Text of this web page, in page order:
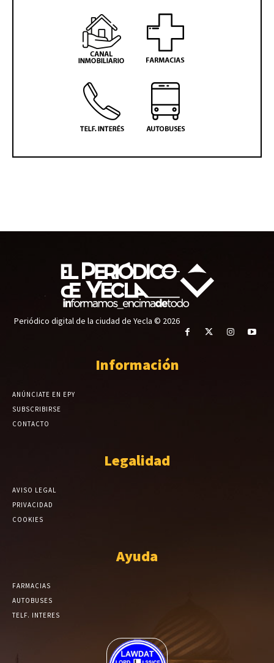
Periódico digital de la ciudad de Yecla © 2026
Información
ANÚNCIATE EN EPY
SUBSCRIBIRSE
CONTACTO
Legalidad
AVISO LEGAL
PRIVACIDAD
COOKIES
Ayuda
FARMACIAS
AUTOBUSES
TELF. INTERES